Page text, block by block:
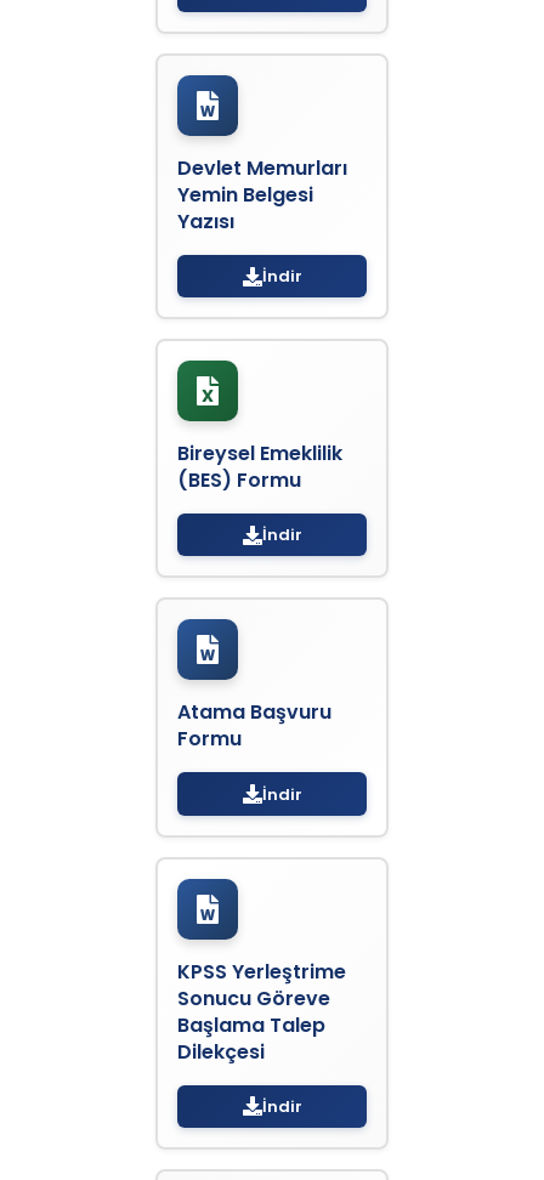
Devlet Memurları
Yemin Belgesi
Yazısı
İndir
Bireysel Emeklilik
(BES) Formu
İndir
Atama Başvuru
Formu
İndir
KPSS Yerleştrime
Sonucu Göreve
Başlama Talep
Dilekçesi
İndir